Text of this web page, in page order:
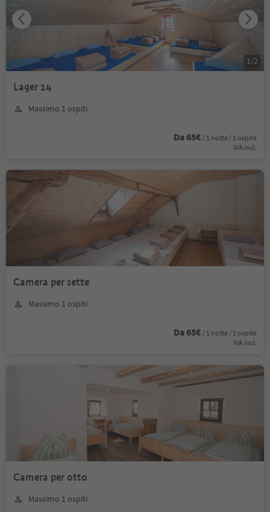
Lager 14
Massimo 1 ospiti
Da 65€ / 1 notte / 1 ospite
IVA incl.
1/2
Camera per sette
Massimo 1 ospiti
Da 65€ / 1 notte / 1 ospite
IVA incl.
Camera per otto
Massimo 1 ospiti